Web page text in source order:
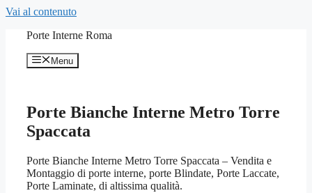
Vai al contenuto
Porte Interne Roma
Menu
Porte Bianche Interne Metro Torre
Spaccata
Porte Bianche Interne Metro Torre Spaccata – Vendita e
Montaggio di porte interne, porte Blindate, Porte Laccate,
Porte Laminate, di altissima qualità.